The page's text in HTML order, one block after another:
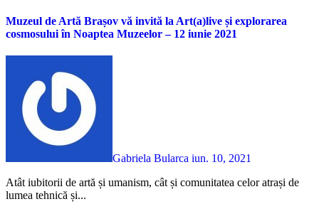
Muzeul de Artă Brașov vă invită la Art(a)live și explorarea
cosmosului în Noaptea Muzeelor – 12 iunie 2021
Gabriela Bularca iun. 10, 2021
Atât iubitorii de artă și umanism, cât și comunitatea celor atrași de
lumea tehnică și...